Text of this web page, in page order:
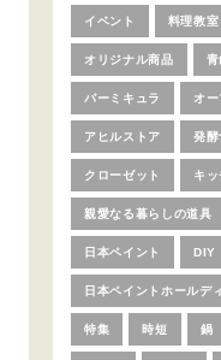
イベント 料理教室
オリジナル商品 青
バーミキュラ オ
アヒルストア 発酵
クローゼット キ
親愛なる暮らしの道具
日本ペイント DIY
日本ペイントホールデ
特集 時短 鍋